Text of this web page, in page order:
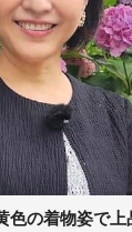
色の着物姿で